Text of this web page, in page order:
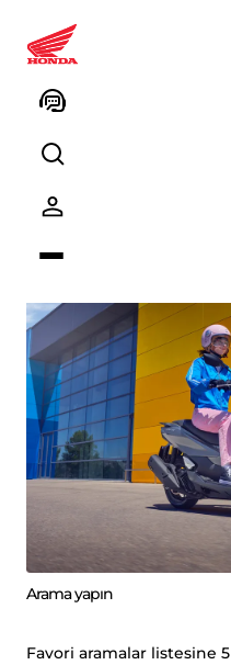
Arama yapın
Favori aramalar listesine